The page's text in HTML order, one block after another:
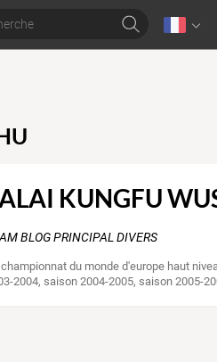
KUNGFU
BLOG PRINCIPAL DIVERS
championnat du monde d'europe haut
2004,saison 2004-2005,saison 2005-